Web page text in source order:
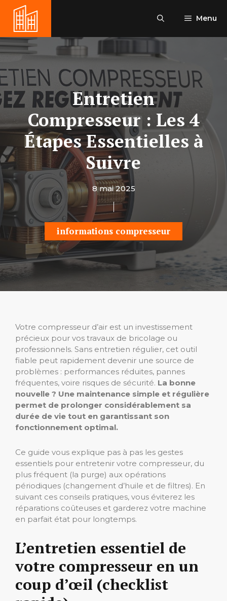
contenu
Menu
Entretien
Compresseur : Les 4
Étapes Essentielles à
Suivre
8 mai 2025
informations compresseur
Votre compresseur d’air est un investissement
précieux pour vos travaux de bricolage ou
professionnels. Sans entretien régulier, cet outil
fiable peut rapidement devenir une source de
problèmes : performances réduites, pannes
fréquentes, voire risques de sécurité. La bonne
nouvelle ? Une maintenance simple et régulière
permet de prolonger considérablement sa
durée de vie tout en garantissant son
fonctionnement optimal.
Ce guide vous explique pas à pas les gestes
essentiels pour entretenir votre compresseur, du
plus fréquent (la purge) aux opérations
périodiques (changement d’huile et de filtres). En
suivant ces conseils pratiques, vous éviterez les
réparations coûteuses et garderez votre machine
en parfait état pour longtemps.
L’entretien essentiel de
votre compresseur en un
coup d’œil (checklist